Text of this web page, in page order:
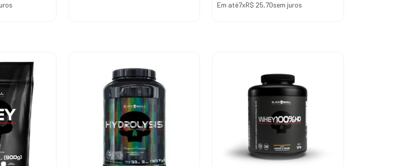
Em até7xR$ 25,70sem juros